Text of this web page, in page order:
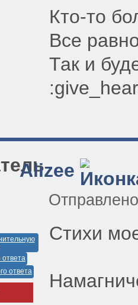
Кто-то
Все
Так и
Alizee
Стихи